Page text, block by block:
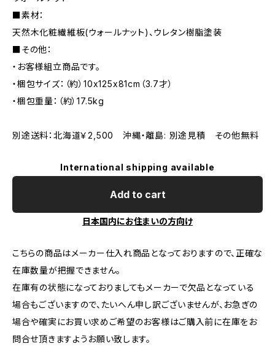
■素材：
天然木化粧繊維板(ウォールナット)、ウレタン樹脂塗装
■その他：
・お客様組立商品です。
・梱包サイズ：（約）10x125x81cm（3.7才）
・梱包重量：（約）17.5kg
別途送料：北海道￥2,500 沖縄・離島: 別途見積 その他無料
International shipping available
Add to cart
日本国内にお住まいの方向け
こちらの商品はメーカー仕入れ商品となっておりますので、正確な
在庫数量が把握できません。
在庫有の状態になっておりましてもメーカーで欠品となっている
場合もございますので、たいへん申し訳ございませんが、お急ぎの
場合や確実にお買い求めご希望のお客様はご購入前に在庫をお
問合せ頂きますようお願い致します。